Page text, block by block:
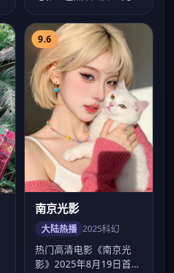
王凯主演，徐克作…
9.6
南京光影
大陆热播 2025科幻
热门高清电影《南京光
影》2025年8月19日首